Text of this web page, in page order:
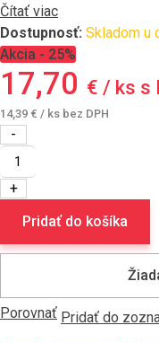
Čítať viac
Dostupnosť: Skladom u
Akcia - 25%
17,70 € / ks s
14,39 € / ks bez DPH
množstvo
TERRAN
hrebenáč
rozdeľovací
EVO
Pridať do košíka
Porovnať Pridať do